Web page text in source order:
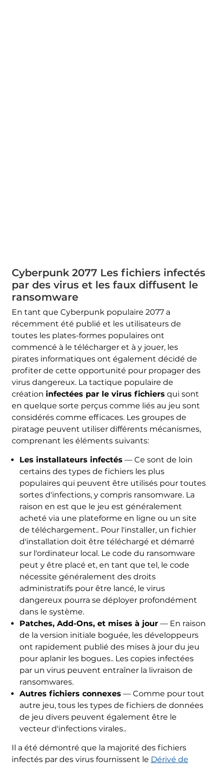
Cyberpunk 2077 Les fichiers infectés
par des virus et les faux diffusent le
ransomware
En tant que Cyberpunk populaire 2077 a
récemment été publié et les utilisateurs de
toutes les plates-formes populaires ont
commencé à le télécharger et à y jouer, les
pirates informatiques ont également décidé de
profiter de cette opportunité pour propager des
virus dangereux. La tactique populaire de
création infectées par le virus fichiers qui sont
en quelque sorte perçus comme liés au jeu sont
considérés comme efficaces. Les groupes de
piratage peuvent utiliser différents mécanismes,
comprenant les éléments suivants:
Les installateurs infectés — Ce sont de loin
certains des types de fichiers les plus
populaires qui peuvent être utilisés pour toutes
sortes d'infections, y compris ransomware. La
raison en est que le jeu est généralement
acheté via une plateforme en ligne ou un site
de téléchargement.. Pour l'installer, un fichier
d'installation doit être téléchargé et démarré
sur l'ordinateur local. Le code du ransomware
peut y être placé et, en tant que tel, le code
nécessite généralement des droits
administratifs pour être lancé, le virus
dangereux pourra se déployer profondément
dans le système.
Patches, Add-Ons, et mises à jour— En raison
de la version initiale boguée, les développeurs
ont rapidement publié des mises à jour du jeu
pour aplanir les bogues.. Les copies infectées
par un virus peuvent entraîner la livraison de
ransomwares.
Autres fichiers connexes — Comme pour tout
autre jeu, tous les types de fichiers de données
de jeu divers peuvent également être le
vecteur d'infections virales..
Il a été démontré que la majorité des fichiers
infectés par des virus fournissent le Dérivé de